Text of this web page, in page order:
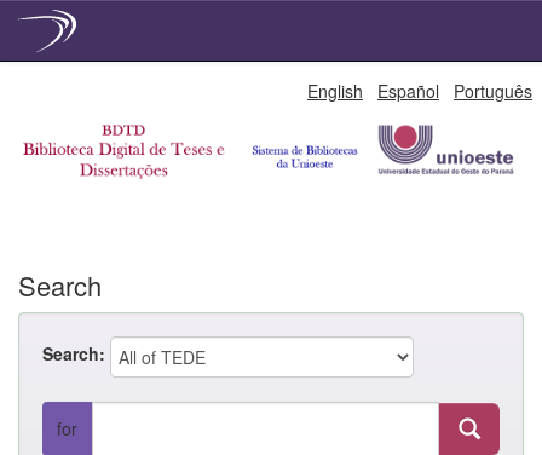
English Español Português
Search
Search:
for